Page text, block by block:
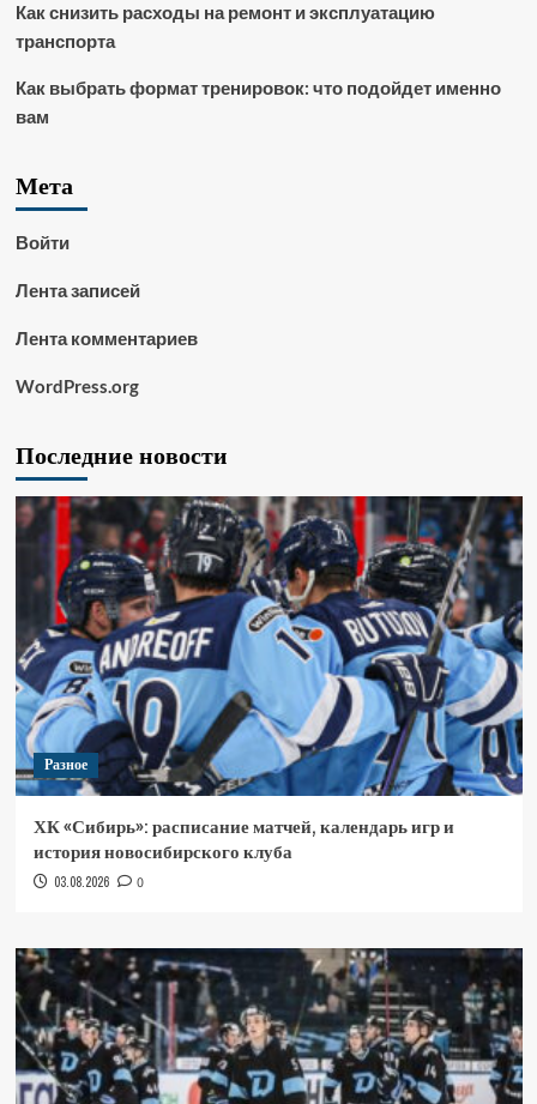
Как снизить расходы на ремонт и эксплуатацию
транспорта
Как выбрать формат тренировок: что подойдет именно
вам
Мета
Войти
Лента записей
Лента комментариев
WordPress.org
Последние новости
Разное
ХК «Сибирь»: расписание матчей, календарь игр и
история новосибирского клуба
03.08.2026 0